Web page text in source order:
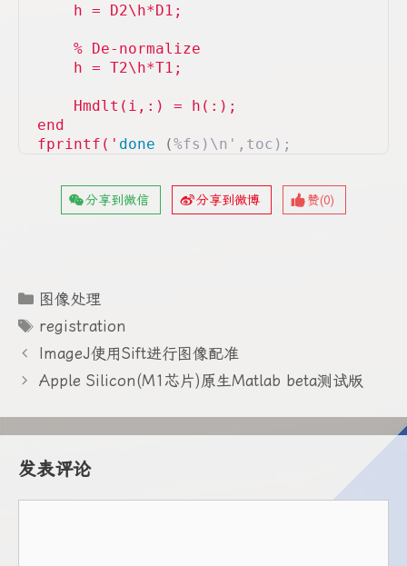
    h = D2\h*D1;
    % De-normalize
    h = T2\h*T1;
    Hmdlt(i,:) = h(:);
end
fprintf(' done (%fs)\n',toc);
分享到微信 分享到微博 赞(0)
分
图像处理
标
签
registration
ImageJ使用Sift进行图像配准
Apple Silicon(M1芯片)原生Matlab beta测试版
发表评论